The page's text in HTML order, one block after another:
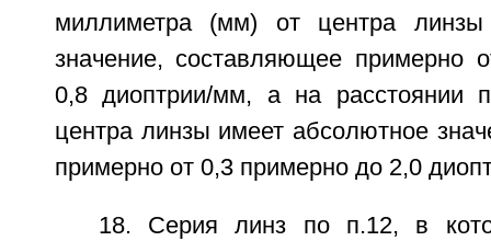
миллиметра (мм) от центра линзы
значение, составляющее примерно
0,8 диоптрии/мм, а на расстоянии
центра линзы имеет абсолютное
примерно от 0,3 примерно до 2,0
18. Серия линз по п.12, в